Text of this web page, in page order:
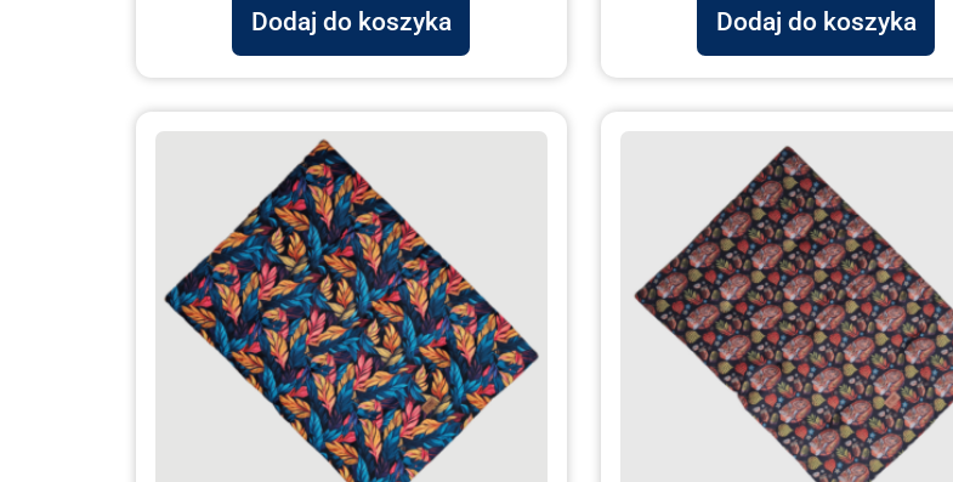
Dodaj do koszyka Dodaj do koszyka